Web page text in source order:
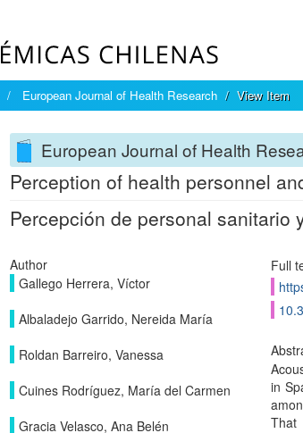
European Journal of Health Research View Item
European Journal of Health
Perception of health personnel
Percepción de personal
Author
Gallego Herrera, Víctor
Albaladejo Garrido, Nereida María
Roldan Barreiro, Vanessa
Cuines Rodríguez, María del Carmen
Gracia Velasco, Ana Belén
Full
in
That